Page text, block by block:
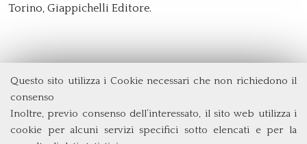
Questo sito utilizza i Cookie necessari che non richiedono il
consenso
Inoltre, previo consenso dell’interessato, il sito web utilizza i
cookie per alcuni servizi specifici sotto elencati e per la
Torino, Giappichelli Editore.
Università degli Studi di Roma Tor Vergata
Via Columbia, 2